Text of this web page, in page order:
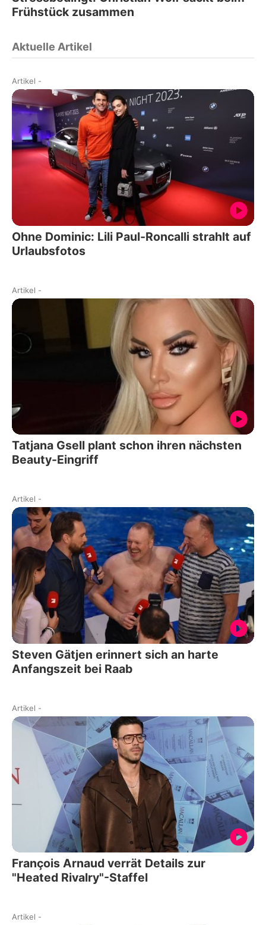
Frühstück zusammen
Aktuelle Artikel
Artikel -
Ohne Dominic: Lili Paul-Roncalli strahlt auf
Urlaubsfotos
Artikel -
Tatjana Gsell plant schon ihren nächsten
Beauty-Eingriff
Artikel -
Steven Gätjen erinnert sich an harte
Anfangszeit bei Raab
Artikel -
François Arnaud verrät Details zur
"Heated Rivalry"-Staffel
Artikel -